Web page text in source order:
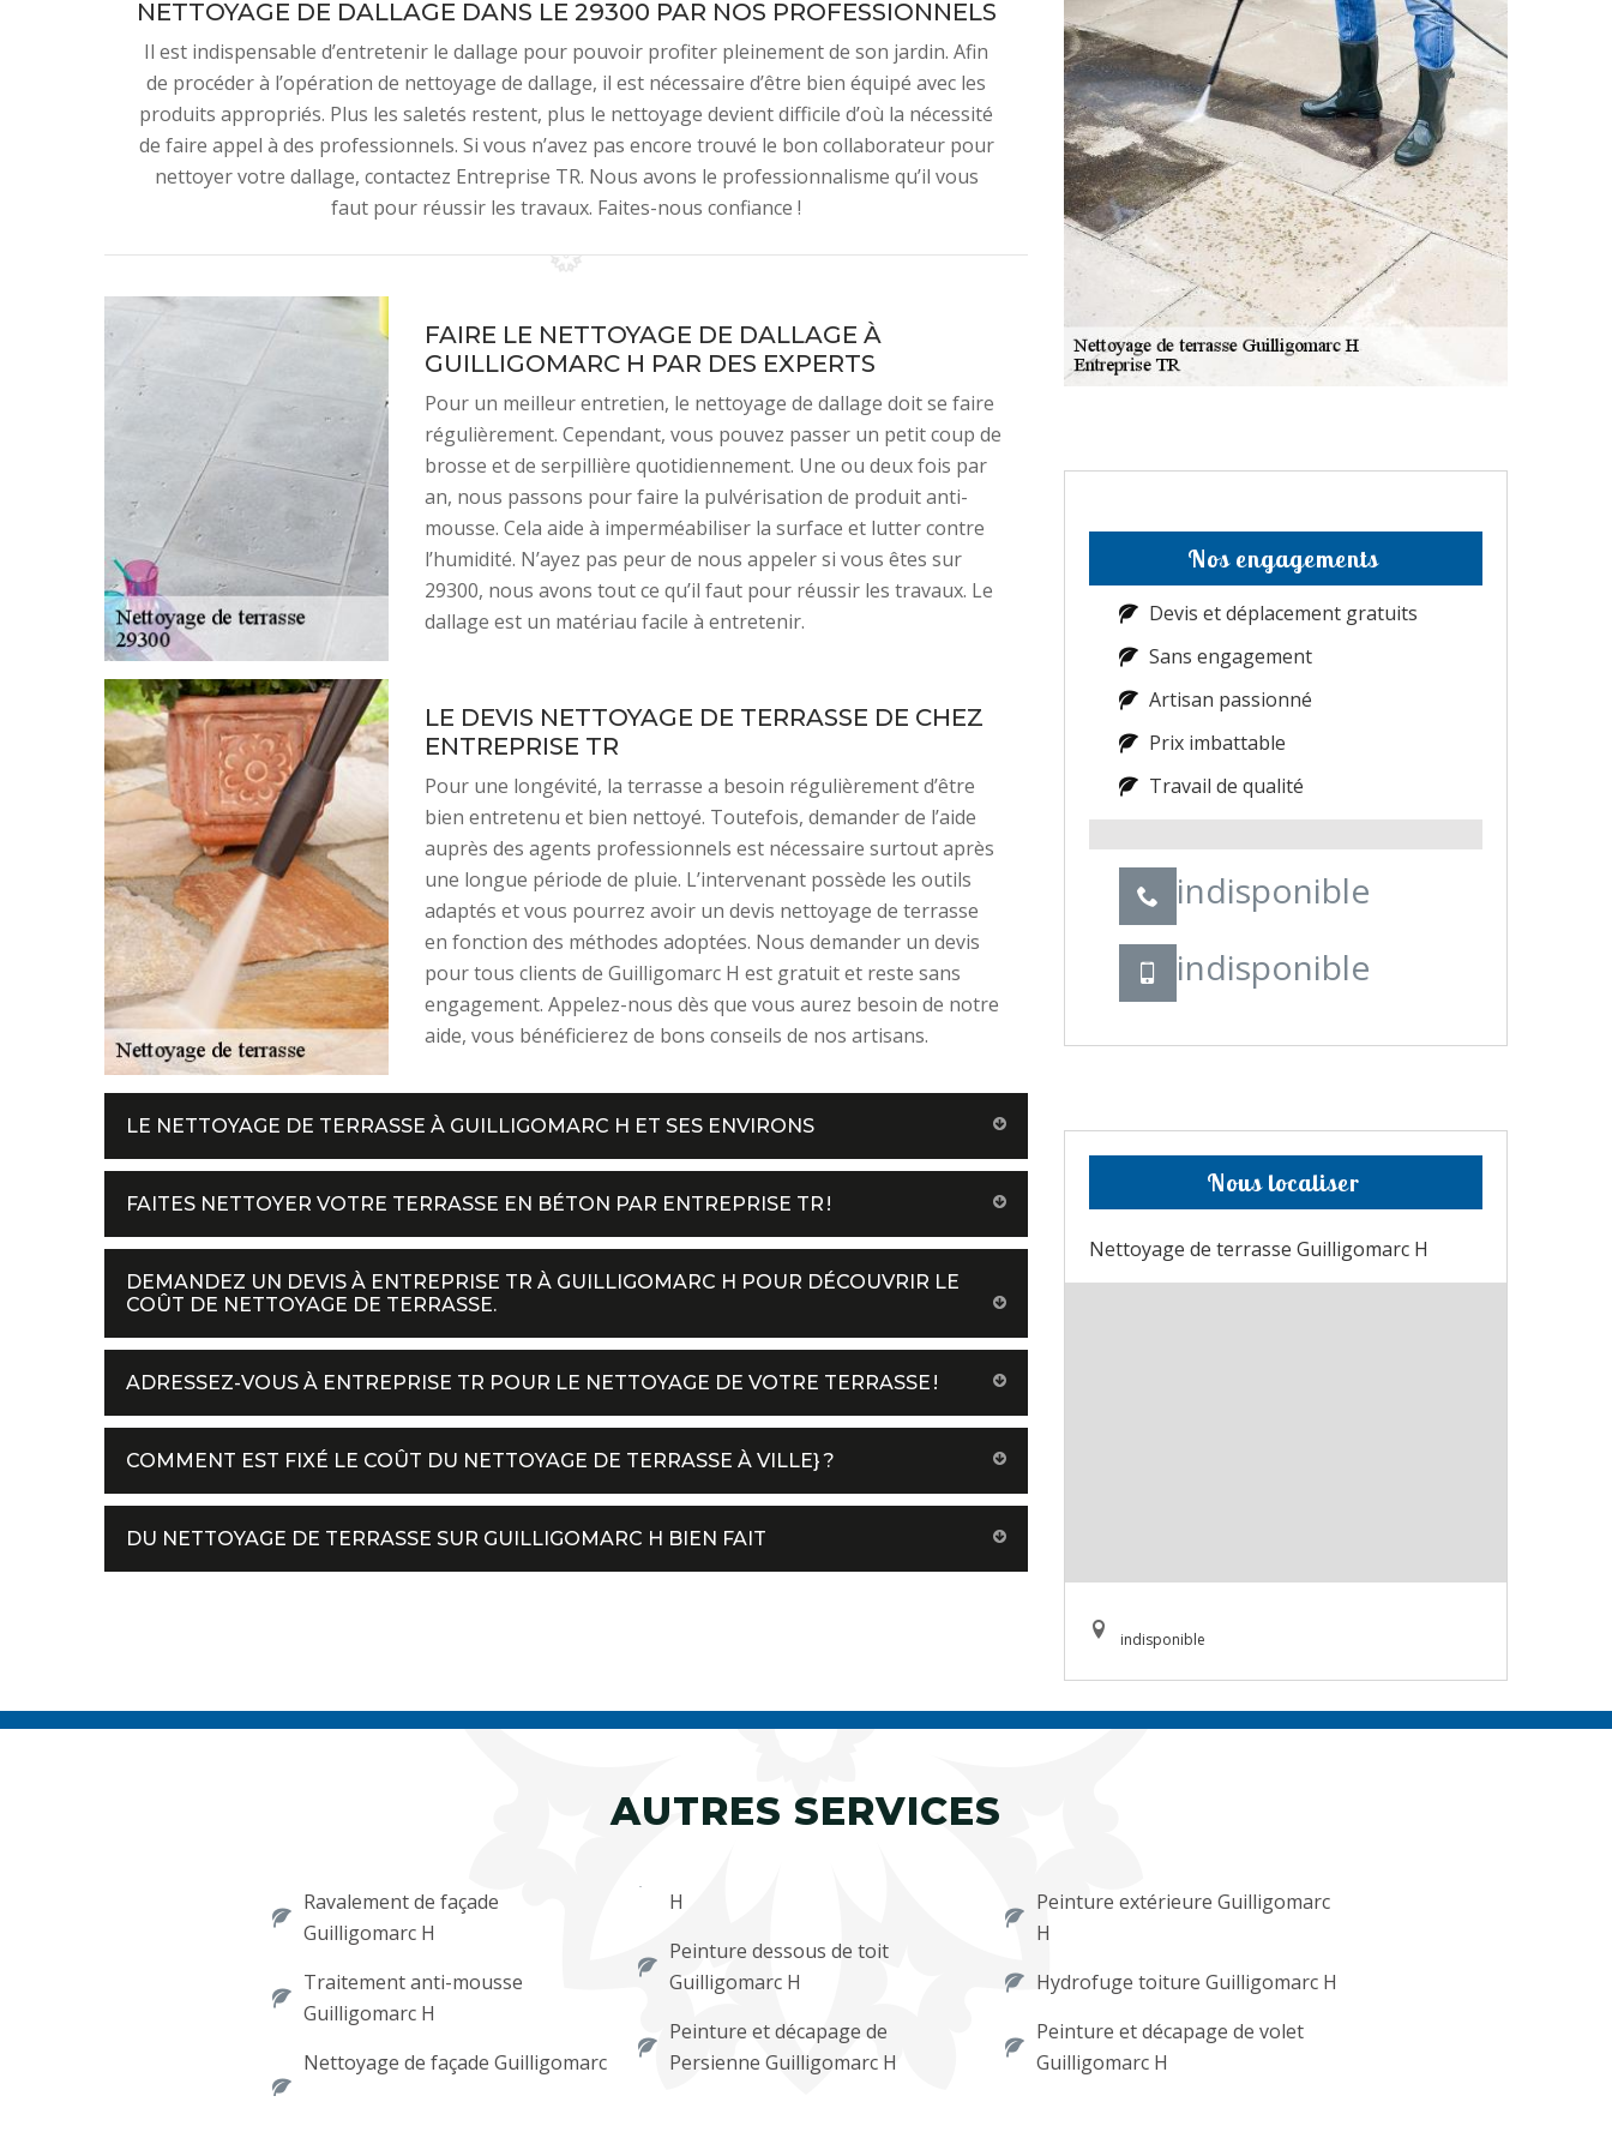
NETTOYAGE DE DALLAGE DANS LE 29300 PAR NOS PROFESSIONNELS
Il est indispensable d’entretenir le dallage pour pouvoir profiter pleinement de son jardin. Afin
de procéder à l’opération de nettoyage de dallage, il est nécessaire d’être bien équipé avec les
produits appropriés. Plus les saletés restent, plus le nettoyage devient difficile d’où la nécessité
de faire appel à des professionnels. Si vous n’avez pas encore trouvé le bon collaborateur pour
nettoyer votre dallage, contactez Entreprise TR. Nous avons le professionnalisme qu’il vous
faut pour réussir les travaux. Faites-nous confiance !
FAIRE LE NETTOYAGE DE DALLAGE À
GUILLIGOMARC H PAR DES EXPERTS
Pour un meilleur entretien, le nettoyage de dallage doit se faire
régulièrement. Cependant, vous pouvez passer un petit coup de
brosse et de serpillière quotidiennement. Une ou deux fois par
an, nous passons pour faire la pulvérisation de produit anti-
mousse. Cela aide à imperméabiliser la surface et lutter contre
l’humidité. N’ayez pas peur de nous appeler si vous êtes sur
29300, nous avons tout ce qu’il faut pour réussir les travaux. Le
dallage est un matériau facile à entretenir.
LE DEVIS NETTOYAGE DE TERRASSE DE CHEZ
ENTREPRISE TR
Pour une longévité, la terrasse a besoin régulièrement d’être
bien entretenu et bien nettoyé. Toutefois, demander de l’aide
auprès des agents professionnels est nécessaire surtout après
une longue période de pluie. L’intervenant possède les outils
adaptés et vous pourrez avoir un devis nettoyage de terrasse
en fonction des méthodes adoptées. Nous demander un devis
pour tous clients de Guilligomarc H est gratuit et reste sans
engagement. Appelez-nous dès que vous aurez besoin de notre
aide, vous bénéficierez de bons conseils de nos artisans.
LE NETTOYAGE DE TERRASSE À GUILLIGOMARC H ET SES ENVIRONS
FAITES NETTOYER VOTRE TERRASSE EN BÉTON PAR ENTREPRISE TR !
DEMANDEZ UN DEVIS À ENTREPRISE TR À GUILLIGOMARC H POUR DÉCOUVRIR LE
COÛT DE NETTOYAGE DE TERRASSE.
ADRESSEZ-VOUS À ENTREPRISE TR POUR LE NETTOYAGE DE VOTRE TERRASSE !
COMMENT EST FIXÉ LE COÛT DU NETTOYAGE DE TERRASSE À VILLE} ?
DU NETTOYAGE DE TERRASSE SUR GUILLIGOMARC H BIEN FAIT
Nos engagements
Devis et déplacement gratuits
Sans engagement
Artisan passionné
Prix imbattable
Travail de qualité
indisponible
indisponible
Nous localiser
Nettoyage de terrasse Guilligomarc H
indisponible
AUTRES SERVICES
Ravalement de façade
Guilligomarc H
Traitement anti-mousse
Guilligomarc H
Nettoyage de façade Guilligomarc
H
Peinture dessous de toit
Guilligomarc H
Peinture et décapage de
Persienne Guilligomarc H
Peinture extérieure Guilligomarc
H
Hydrofuge toiture Guilligomarc H
Peinture et décapage de volet
Guilligomarc H